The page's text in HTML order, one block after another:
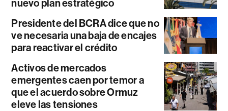
nuevo plan estratégico
Presidente del BCRA dice que no
ve necesaria una baja de encajes
para reactivar el crédito
Activos de mercados
emergentes caen por temor a
que el acuerdo sobre Ormuz
eleve las tensiones